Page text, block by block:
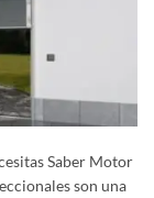
Saber Motor
son una